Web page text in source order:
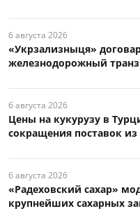
6 августа 2026
«Укрзализныця»
железнодорожный
6 августа 2026
Цены на кукурузу в
сокращения поставок
6 августа 2026
«Радеховский сахар»
крупнейших сахарных